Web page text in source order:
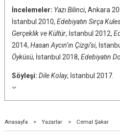
İncelemeler: Yazı Bilinci, Ankara
İstanbul 2010, Edebiyatın Sırça
Gerçeklik ve Kültür, İstanbul 2012,
2014, Hasan Aycın’ın Çizgi’si,
Öyküsü, İstanbul 2018, Edebiyatın
Söyleşi: Dile Kolay, İstanbul 2017.
Anasayfa > Yazarlar > Cemal Şakar